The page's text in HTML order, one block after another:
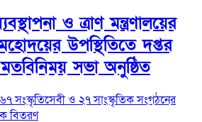
ও ত্রাণ মন্ত্রণালয়ের
মহোদয়ের উপস্থিতিতে দপ্তর
সভা অনুষ্ঠিত